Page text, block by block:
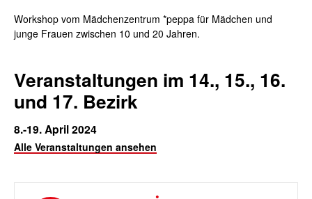
Workshop vom Mädchenzentrum *peppa für Mädchen und
junge Frauen zwischen 10 und 20 Jahren.
Veranstaltungen im 14., 15., 16.
und 17. Bezirk
8.-19. April 2024
Alle Veranstaltungen ansehen